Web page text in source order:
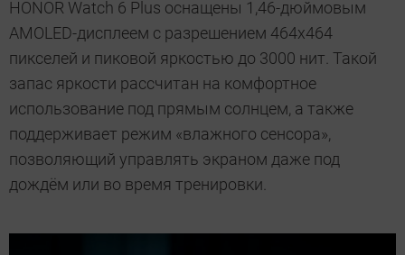
HONOR Watch 6 Plus оснащены 1,46-дюймовым
AMOLED-дисплеем с разрешением 464х464
пикселей и пиковой яркостью до 3000 нит. Такой
запас яркости рассчитан на комфортное
использование под прямым солнцем, а также
поддерживает режим «влажного сенсора»,
позволяющий управлять экраном даже под
дождём или во время тренировки.